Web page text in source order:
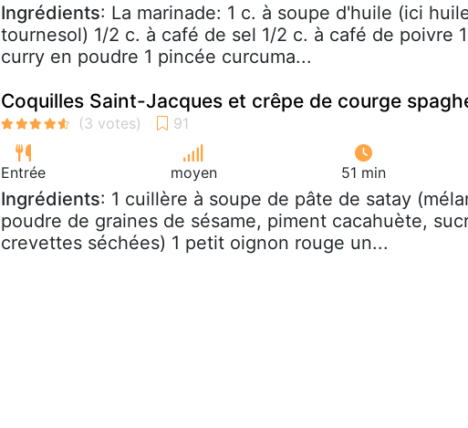
Ingrédients: La marinade: 1 c. à soupe d'huile (ici
tournesol) 1/2 c. à café de sel 1/2 c. à café de poivre
curry en poudre 1 pincée curcuma...
Coquilles Saint-Jacques et crêpe de courge
Entrée moyen 51 min
Ingrédients: 1 cuillère à soupe de pâte de satay
poudre de graines de sésame, piment cacahuète,
crevettes séchées) 1 petit oignon rouge un...